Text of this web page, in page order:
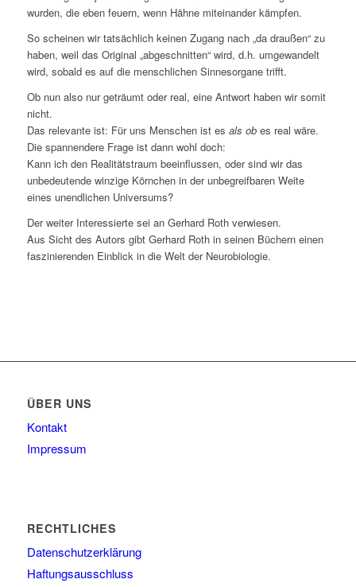
wurden, die eben feuern, wenn Hähne miteinander kämpfen.
So scheinen wir tatsächlich keinen Zugang nach „da draußen“ zu
haben, weil das Original „abgeschnitten“ wird, d.h. umgewandelt
wird, sobald es auf die menschlichen Sinnesorgane trifft.
Ob nun also nur geträumt oder real, eine Antwort haben wir somit
nicht.
Das relevante ist: Für uns Menschen ist es als obes real wäre.
Die spannendere Frage ist dann wohl doch:
Kann ich den Realitätstraum beeinflussen, oder sind wir das
unbedeutende winzige Körnchen in der unbegreifbaren Weite
eines unendlichen Universums?
Der weiter Interessierte sei an Gerhard Roth verwiesen.
Aus Sicht des Autors gibt Gerhard Roth in seinen Büchern einen
faszinierenden Einblick in die Welt der Neurobiologie.
ÜBER UNS
Kontakt
Impressum
RECHTLICHES
Datenschutzerklärung
Haftungsausschluss